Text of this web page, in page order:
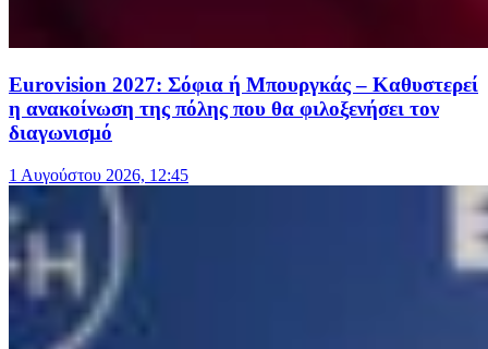
Eurovision 2027: Σόφια ή Μπουργκάς – Καθυστερεί
η ανακοίνωση της πόλης που θα φιλοξενήσει τον
διαγωνισμό
1 Αυγούστου 2026, 12:45